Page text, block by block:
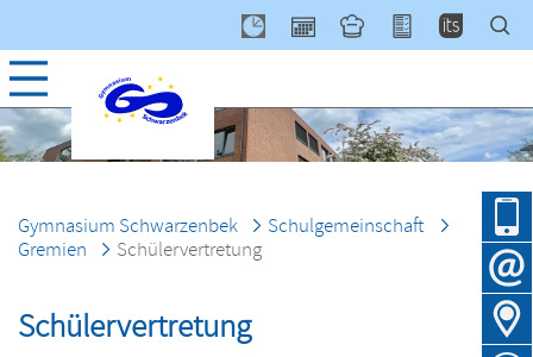
Gymnasium Schwarzenbek
Schulgemeinschaft
Gremien
Schülervertretung
Schülervertretung